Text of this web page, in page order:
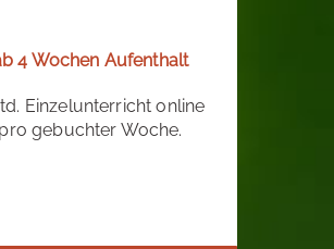
4 Wochen Aufenthalt
Einzelunterricht online
pro gebuchter Woche.